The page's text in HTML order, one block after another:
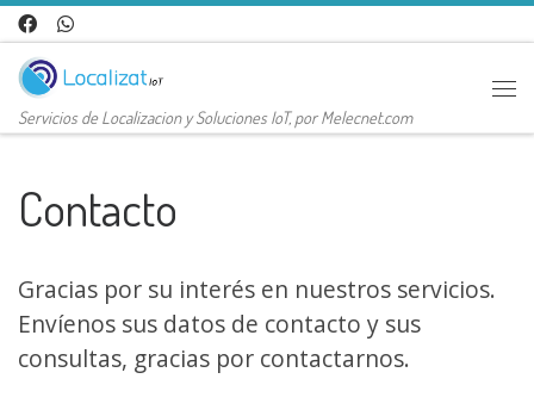
Saltar al contenido
Servicios de Localizacion y Soluciones IoT, por Melecnet.com
Contacto
Gracias por su interés en nuestros servicios.
Envíenos sus datos de contacto y sus
consultas, gracias por contactarnos.